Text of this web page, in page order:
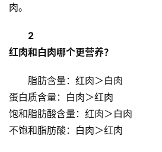
肉。
2
红肉和白肉哪个更营养？
脂肪含量：红肉＞白肉
蛋白质含量：白肉＞红肉
饱和脂肪酸含量：红肉＞白肉
不饱和脂肪酸：白肉＞红肉